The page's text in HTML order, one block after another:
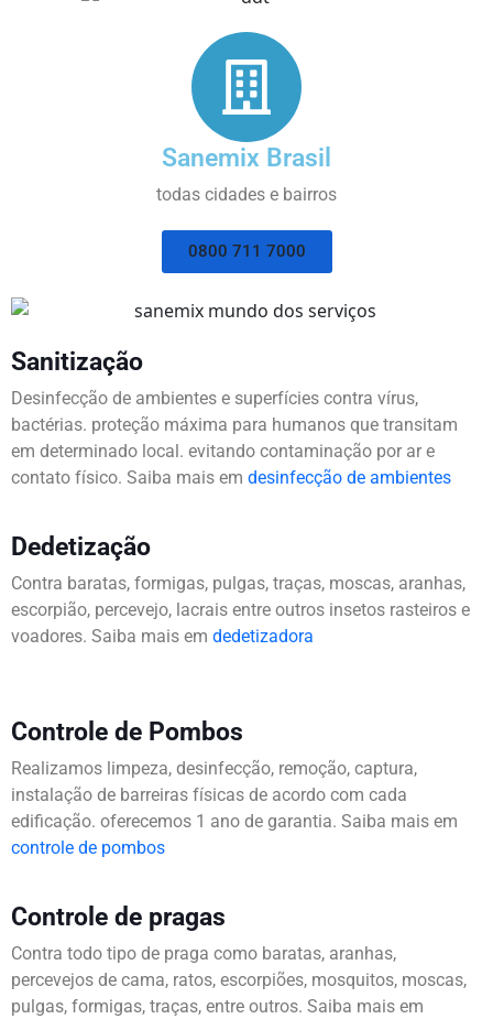
Sanemix Brasil
todas cidades e bairros
0800 711 7000
Sanitização
Desinfecção de ambientes e superfícies contra vírus,
bactérias. proteção máxima para humanos que transitam
em determinado local. evitando contaminação por ar e
contato físico. Saiba mais em desinfecção de ambientes
Dedetização
Contra baratas, formigas, pulgas, traças, moscas, aranhas,
escorpião, percevejo, lacrais entre outros insetos rasteiros e
voadores. Saiba mais em dedetizadora
Controle de Pombos
Realizamos limpeza, desinfecção, remoção, captura,
instalação de barreiras físicas de acordo com cada
edificação. oferecemos 1 ano de garantia. Saiba mais em
controle de pombos
Controle de pragas
Contra todo tipo de praga como baratas, aranhas,
percevejos de cama, ratos, escorpiões, mosquitos, moscas,
pulgas, formigas, traças, entre outros. Saiba mais em